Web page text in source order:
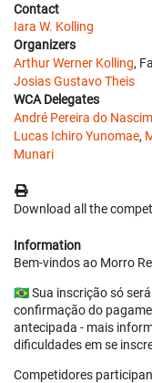
Contact
Iara W. Kolling
Organizers
Arthur Werner Kolling,
Josias Gustavo Theis
WCA Delegates
André Pereira do
Lucas Ichiro Yunomae,
Munari
Download all the
Information
Bem-vindos ao Morro
🇧🇷 Sua inscrição só
confirmação do
antecipada - mais
dificuldades em se
Competidores